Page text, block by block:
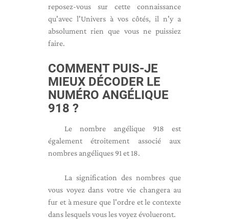
reposez-vous sur cette connaissance
qu'avec l'Univers à vos côtés, il n'y a
absolument rien que vous ne puissiez
faire.
COMMENT PUIS-JE
MIEUX DÉCODER LE
NUMÉRO ANGÉLIQUE
918 ?
Le nombre angélique 918 est
également étroitement associé aux
nombres angéliques 91 et 18.
La signification des nombres que
vous voyez dans votre vie changera au
fur et à mesure que l'ordre et le contexte
dans lesquels vous les voyez évolueront.